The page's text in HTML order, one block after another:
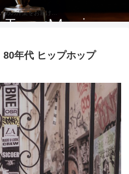
めの洋楽をお届け…
80年代 ヒップホップ